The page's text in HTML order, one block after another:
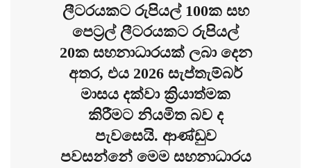
ලීටරයකට රුපියල් 100ක සහ
පෙට්‍රල් ලීටරයකට රුපියල්
20ක සහනාධාරයක් ලබා දෙන
අතර, එය 2026 සැප්තැම්බර්
මාසය දක්වා ක්‍රියාත්මක
කිරීමට නියමිත බව ද
පැවසෙයි. ආණ්ඩුව
පවසන්නේ මෙම සහනාධාරය